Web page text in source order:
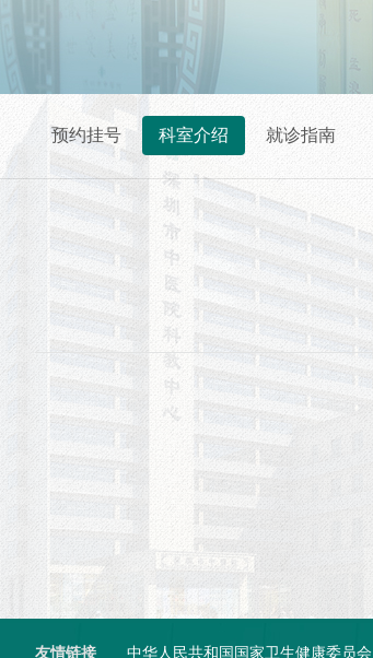
预约挂号 科室介绍 就诊指南
友情链接 中华人民共和国国家卫生健康委员会